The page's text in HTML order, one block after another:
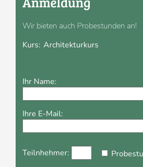
Wir bieten auch Probestunden an!
Kurs:
this
leave
empty.
Ihr Name:
Ihre E-Mail:
Teilnhehmer: